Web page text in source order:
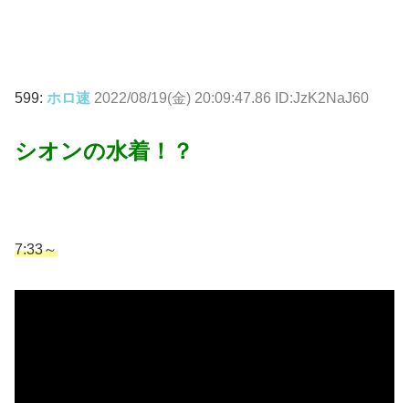
599: ホロ速 2022/08/19(金) 20:09:47.86 ID:JzK2NaJ60
シオンの水着！？
7:33～